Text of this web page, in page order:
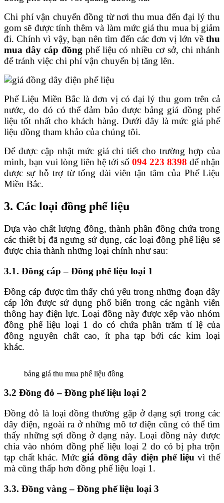
Chi phí vận chuyển đồng từ nơi thu mua đến đại lý thu
gom sẽ được tính thêm và làm mức giá thu mua bị giảm
đi. Chính vì vậy, bạn nên tìm đến các đơn vị lớn về thu
mua dây cáp đồngphế liệu có nhiều cơ sở, chi nhánh
để tránh việc chi phí vận chuyển bị tăng lên.
Phế Liệu Miền Bắc là đơn vị có đại lý thu gom trên cả
nước, do đó có thể đảm bảo được bảng giá đồng phế
liệu tốt nhất cho khách hàng. Dưới đây là mức giá phế
liệu đồng tham khảo của chúng tôi.
Để được cập nhật mức giá chi tiết cho trường hợp của
mình, bạn vui lòng liên hệ tới số 094 223 8398 để nhận
được sự hỗ trợ từ tổng đài viên tận tâm của Phế Liệu
Miền Bắc.
3. Các loại đồng phế liệu
Dựa vào chất lượng đồng, thành phần đồng chứa trong
các thiết bị đã ngưng sử dụng, các loại đồng phế liệu sẽ
được chia thành những loại chính như sau:
3.1. Đồng cáp – Đồng phế liệu loại 1
Đồng cáp được tìm thấy chủ yếu trong những đoạn dây
cáp lớn được sử dụng phổ biến trong các ngành viễn
thông hay điện lực. Loại đồng này được xếp vào nhóm
đồng phế liệu loại 1 do có chứa phần trăm tỉ lệ của
đồng nguyên chất cao, ít pha tạp bởi các kim loại
khác.
bảng giá thu mua phế liệu đồng
3.2 Đồng đỏ – Đồng phế liệu loại 2
Đồng đỏ là loại đồng thường gặp ở dạng sợi trong các
dây điện, ngoài ra ở những mô tơ điện cũng có thể tìm
thấy những sợi đồng ở dạng này. Loại đồng này được
chia vào nhóm đồng phế liệu loại 2 do có bị pha trộn
tạp chất khác. Mứcgiá đồng dây điện phế liệu vì thế
mà cũng thấp hơn đồng phế liệu loại 1.
3.3. Đồng vàng – Đồng phế liệu loại 3